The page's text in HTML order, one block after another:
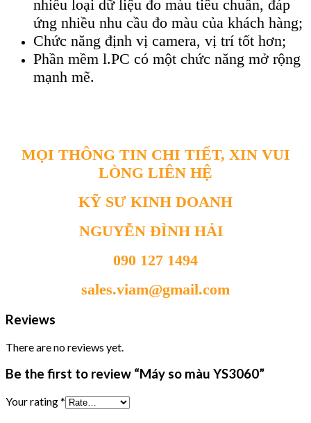
nhiều loại dữ liệu đo màu tiêu chuẩn, đáp
ứng nhiều nhu cầu đo màu của khách hàng;
Chức năng định vị camera, vị trí tốt hơn;
Phần mềm l.PC có một chức năng mở rộng
mạnh mẽ.
MỌI THÔNG TIN CHI TIẾT, XIN VUI
LÒNG LIÊN HỆ
KỸ SƯ KINH DOANH
NGUYỄN ĐÌNH HẢI
090 127 1494
sales.viam@gmail.com
Reviews
There are no reviews yet.
Be the first to review “Máy so màu YS3060”
Your rating*